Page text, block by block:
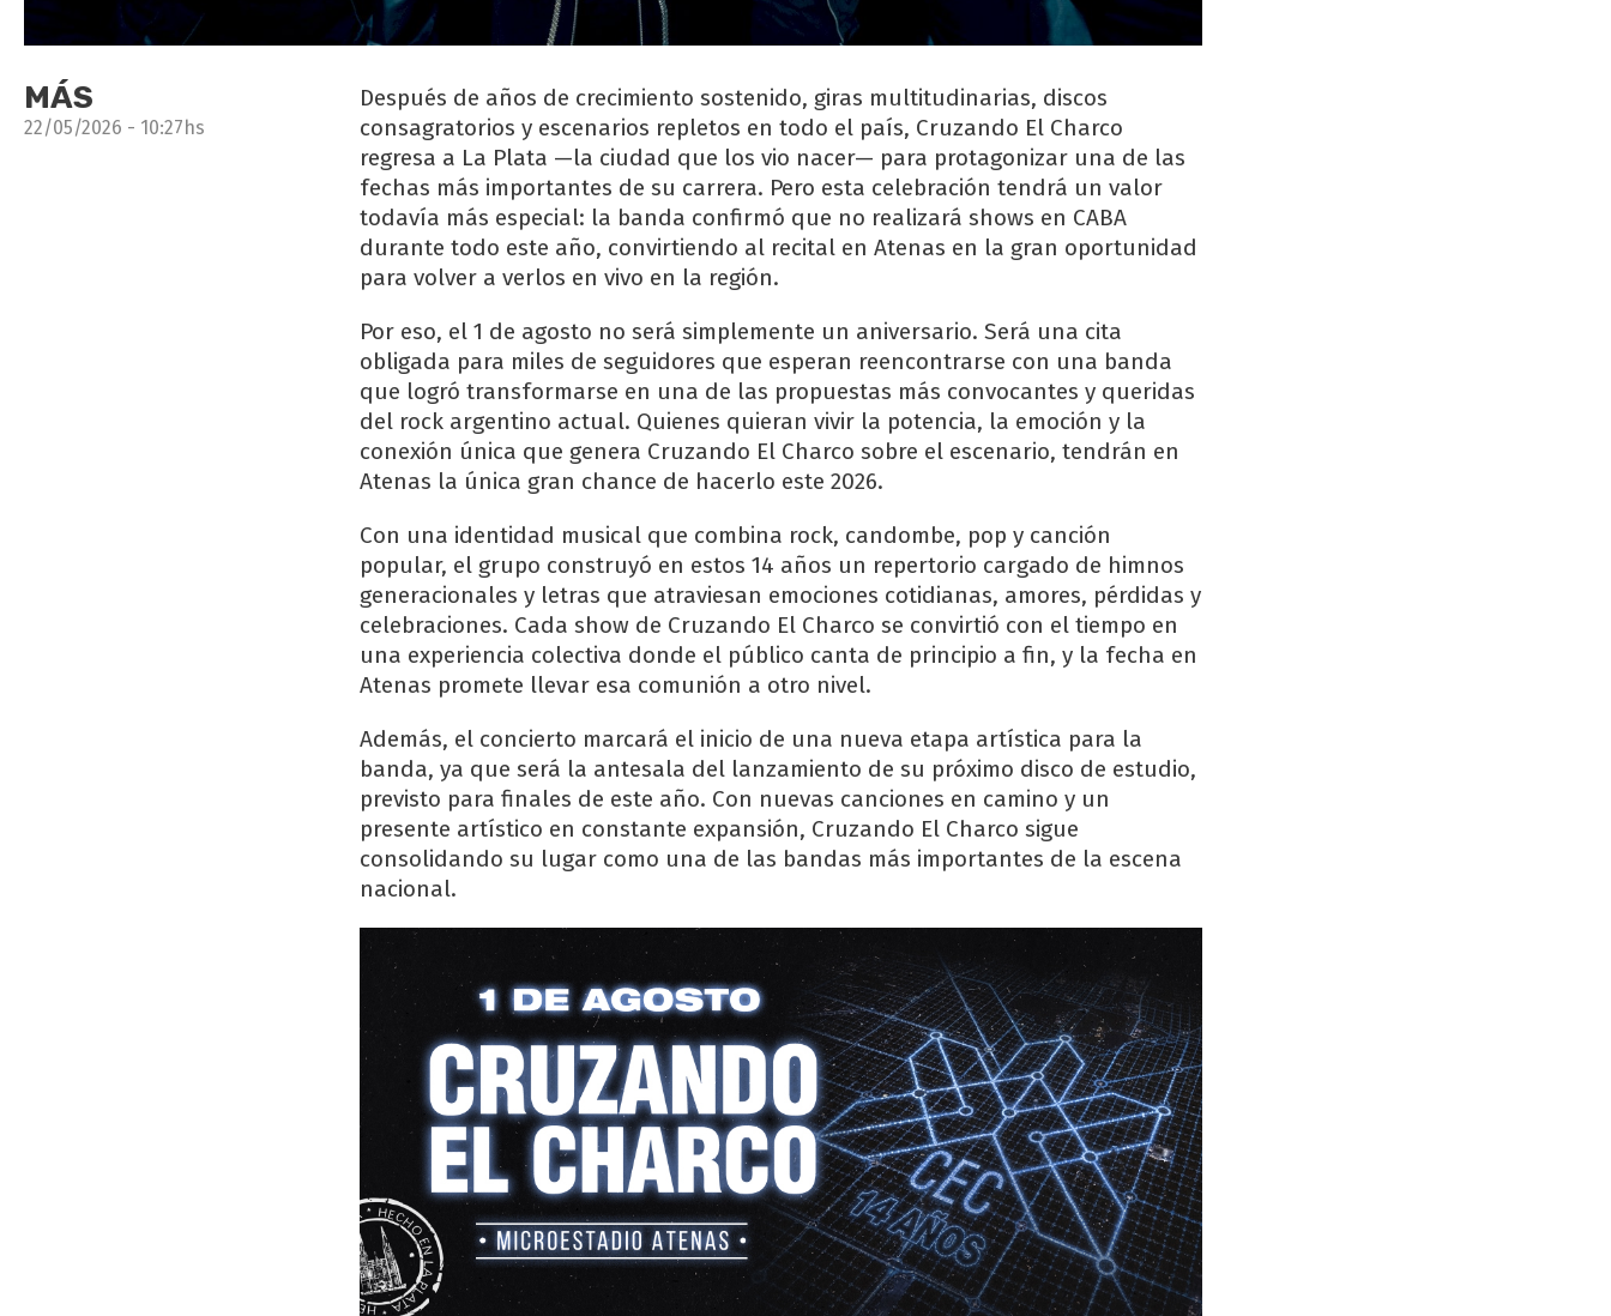
MÁS
22/05/2026 - 10:27hs
Después de años de crecimiento sostenido, giras multitudinarias, discos
consagratorios y escenarios repletos en todo el país, Cruzando El Charco
regresa a La Plata —la ciudad que los vio nacer— para protagonizar una de las
fechas más importantes de su carrera. Pero esta celebración tendrá un valor
todavía más especial: la banda confirmó que no realizará shows en CABA
durante todo este año, convirtiendo al recital en Atenas en la gran oportunidad
para volver a verlos en vivo en la región.
Por eso, el 1 de agosto no será simplemente un aniversario. Será una cita
obligada para miles de seguidores que esperan reencontrarse con una banda
que logró transformarse en una de las propuestas más convocantes y queridas
del rock argentino actual. Quienes quieran vivir la potencia, la emoción y la
conexión única que genera Cruzando El Charco sobre el escenario, tendrán en
Atenas la única gran chance de hacerlo este 2026.
Con una identidad musical que combina rock, candombe, pop y canción
popular, el grupo construyó en estos 14 años un repertorio cargado de himnos
generacionales y letras que atraviesan emociones cotidianas, amores, pérdidas y
celebraciones. Cada show de Cruzando El Charco se convirtió con el tiempo en
una experiencia colectiva donde el público canta de principio a fin, y la fecha en
Atenas promete llevar esa comunión a otro nivel.
Además, el concierto marcará el inicio de una nueva etapa artística para la
banda, ya que será la antesala del lanzamiento de su próximo disco de estudio,
previsto para finales de este año. Con nuevas canciones en camino y un
presente artístico en constante expansión, Cruzando El Charco sigue
consolidando su lugar como una de las bandas más importantes de la escena
nacional.